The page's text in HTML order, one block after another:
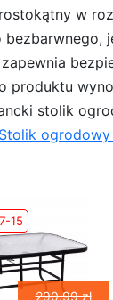
w
produktu
stolik
Stolik ogrodowy
15
290.99 zł